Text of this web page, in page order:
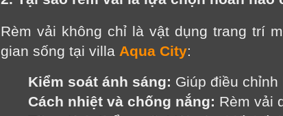
Rèm vải không chỉ là vật dụng trang trí
gian sống tại villa Aqua City:
Kiểm soát ánh sáng: Giúp điều
Cách nhiệt và chống nắng: Rèm vải